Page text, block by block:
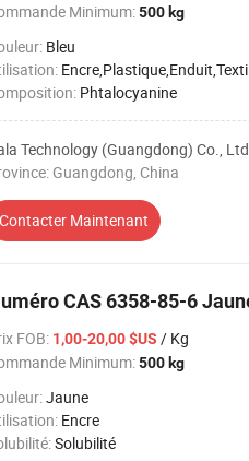
Minimum:500 kg
Bleu
Phtalocyanine
Technology (Guangdong) Co., Ltd
Guangdong, China
Contacter Maintenant
CAS 6358-85-6
FOB: 1,00-20,00 $US / Kg
Minimum:500 kg
Jaune
Encre
Solubilité